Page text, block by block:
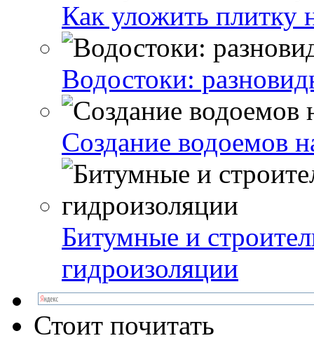
Как уложить плитку
Водостоки:
Создание водоемов
Битумные и
гидроизоляции
Стоит почитать